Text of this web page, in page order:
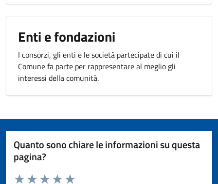
Enti e fondazioni
I consorzi, gli enti e le società partecipate di cui il
Comune fa parte per rappresentare al meglio gli
interessi della comunità.
Quanto sono chiare le informazioni su questa
pagina?
Valuta da 1 a 5 stelle la pagina